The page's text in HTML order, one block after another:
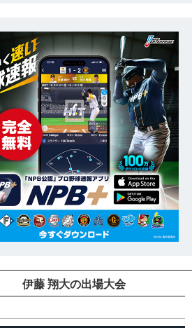
15
第11回 BFA U15アジア選手権
号
50
投打
伊藤 翔大の出場大会